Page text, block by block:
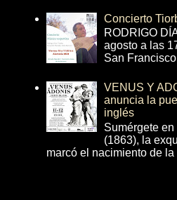
Concierto
RODRIGO
agosto a las
San
VENUS Y
anuncia la
inglés
Sumérgete
(1863), la
marcó el nacimiento de la